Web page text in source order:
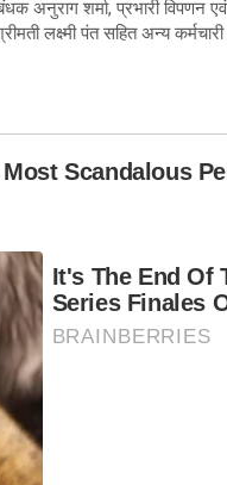
अनुराग शर्मा, प्रभारी विपणन
लक्ष्मी पंत सहित अन्य